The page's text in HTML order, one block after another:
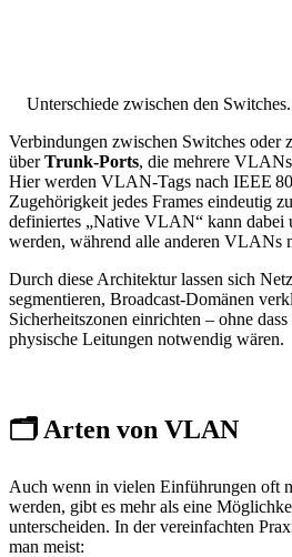
Unterschiede zwischen den
Verbindungen zwischen Switches oder
überTrunk-Ports, die mehrere
Hier werden VLAN‑Tags nach IEEE
Zugehörigkeit jedes Frames eindeutig
definiertes „Native VLAN“ kann dabei
werden, während alle anderen VLANs
Durch diese Architektur lassen sich
segmentieren, Broadcast-Domänen
Sicherheitszonen einrichten – ohne
physische Leitungen notwendig wären.
🗂️ Arten von VLAN
Auch wenn in vielen Einführungen oft
werden, gibt es mehr als eine
unterscheiden. In der vereinfachten
man meist: